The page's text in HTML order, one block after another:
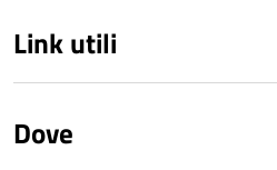
Link utili
Dove